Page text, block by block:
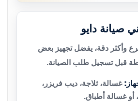
صيانة دايو
وأكثر دقة، يفضل تجهيز بعض
قبل تسجيل طلب الصيانة.
غسالة، ثلاجة، ديب فريزر،
أو غسالة أطباق.